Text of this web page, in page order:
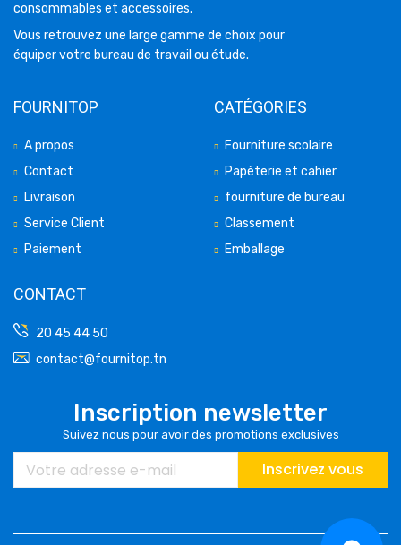
consommables et accessoires.
Vous retrouvez une large gamme de choix pour
équiper votre bureau de travail ou étude.
FOURNITOP
A propos
Contact
Livraison
Service Client
Paiement
CATÉGORIES
Fourniture scolaire
Papèterie et cahier
fourniture de bureau
Classement
Emballage
CONTACT
20 45 44 50
contact@fournitop.tn
Inscription newsletter
Suivez nous pour avoir des promotions exclusives
Inscrivez vous